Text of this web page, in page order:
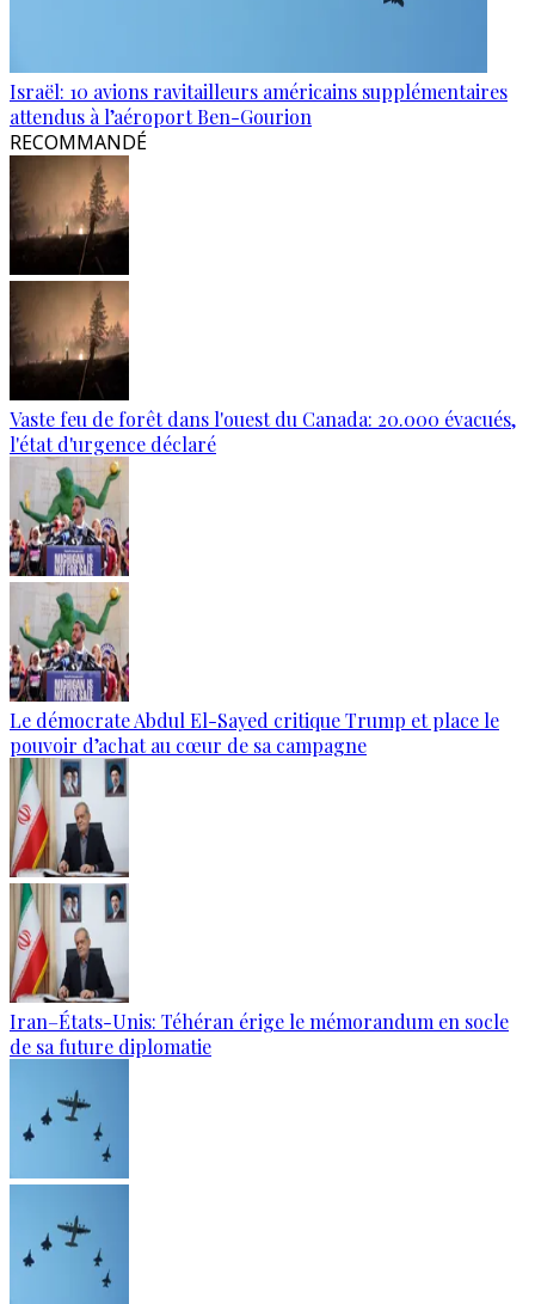
Israël: 10 avions ravitailleurs américains supplémentaires
attendus à l’aéroport Ben-Gourion
RECOMMANDÉ
Vaste feu de forêt dans l'ouest du Canada: 20.000 évacués,
l'état d'urgence déclaré
Le démocrate Abdul El-Sayed critique Trump et place le
pouvoir d’achat au cœur de sa campagne
Iran–États-Unis: Téhéran érige le mémorandum en socle
de sa future diplomatie